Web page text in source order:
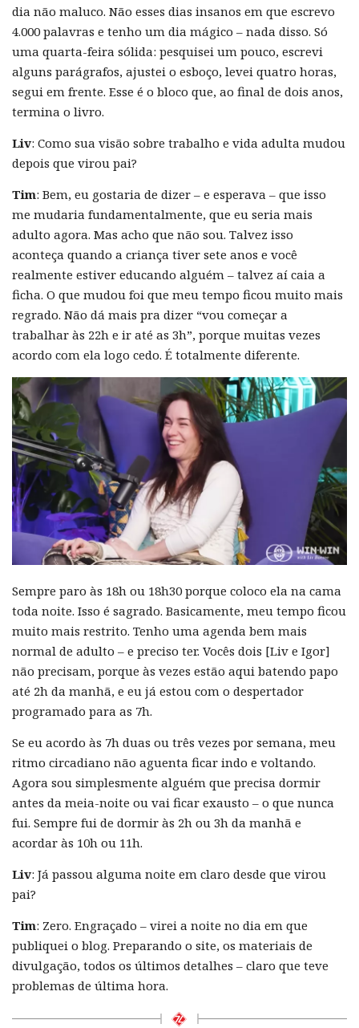
dia não maluco. Não esses dias insanos em que escrevo
4.000 palavras e tenho um dia mágico – nada disso. Só
uma quarta-feira sólida: pesquisei um pouco, escrevi
alguns parágrafos, ajustei o esboço, levei quatro horas,
segui em frente. Esse é o bloco que, ao final de dois anos,
termina o livro.
Liv: Como sua visão sobre trabalho e vida adulta mudou
depois que virou pai?
Tim: Bem, eu gostaria de dizer – e esperava – que isso
me mudaria fundamentalmente, que eu seria mais
adulto agora. Mas acho que não sou. Talvez isso
aconteça quando a criança tiver sete anos e você
realmente estiver educando alguém – talvez aí caia a
ficha. O que mudou foi que meu tempo ficou muito mais
regrado. Não dá mais pra dizer “vou começar a
trabalhar às 22h e ir até as 3h”, porque muitas vezes
acordo com ela logo cedo. É totalmente diferente.
Sempre paro às 18h ou 18h30 porque coloco ela na cama
toda noite. Isso é sagrado. Basicamente, meu tempo ficou
muito mais restrito. Tenho uma agenda bem mais
normal de adulto – e preciso ter. Vocês dois [Liv e Igor]
não precisam, porque às vezes estão aqui batendo papo
até 2h da manhã, e eu já estou com o despertador
programado para as 7h.
Se eu acordo às 7h duas ou três vezes por semana, meu
ritmo circadiano não aguenta ficar indo e voltando.
Agora sou simplesmente alguém que precisa dormir
antes da meia-noite ou vai ficar exausto – o que nunca
fui. Sempre fui de dormir às 2h ou 3h da manhã e
acordar às 10h ou 11h.
Liv: Já passou alguma noite em claro desde que virou
pai?
Tim: Zero. Engraçado – virei a noite no dia em que
publiquei o blog. Preparando o site, os materiais de
divulgação, todos os últimos detalhes – claro que teve
problemas de última hora.